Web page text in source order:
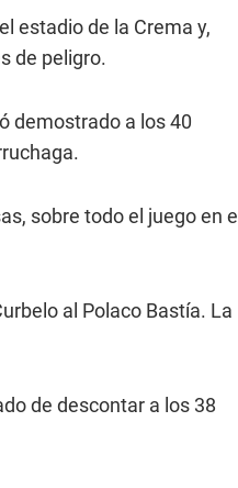
estadio de la Crema y,
de peligro.
demostrado a los 40
sobre todo el juego en el
al Polaco Bastía. La
de descontar a los 38